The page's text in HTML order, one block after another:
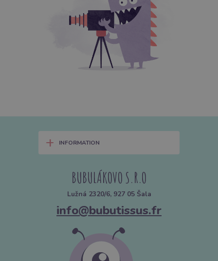
+ INFORMATION
BUBULÁKOVO S.R.O
Lužná 2320/6, 927 05 Šala
info@bubutissus.fr